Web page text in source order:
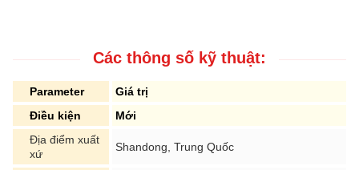
Các thông số kỹ thuật:
Parameter
Giá trị
Điều kiện
Mới
Địa điểm xuất
xứ
Shandong, Trung Quốc